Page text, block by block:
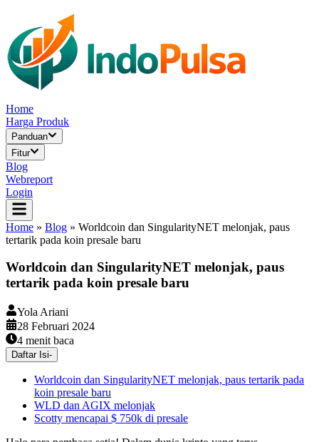
Home
Harga Produk
Panduan
Fitur
Blog
Webreport
Login
Home » Blog » Worldcoin dan SingularityNET melonjak, paus
tertarik pada koin presale baru
Worldcoin dan SingularityNET melonjak, paus
tertarik pada koin presale baru
Yola Ariani
28 Februari 2024
4 menit baca
Daftar Isi-
Worldcoin dan SingularityNET melonjak, paus tertarik pada
koin presale baru
WLD dan AGIX melonjak
Scotty mencapai $ 750k di presale